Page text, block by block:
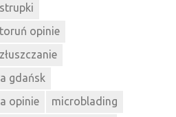
opinie
gdańsk
opinie
microblading